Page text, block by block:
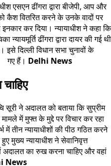
एसएन ढींगरा द्वारा बीजेपी, आप और
कैश वितरित करने के उनके वादों पर
कर दिया। न्यायाधीश ने कहा कि
ढींगरा द्वारा दायर की गई थी
दिल्ली विधान सभा चुनावों के
गए हैं। Delhi News
ने अदालत को बताया कि सुप्रीम
में मुफ्त के मुद्दे पर विचार कर रहा
न्यायाधीशों की पीठ गठित करने
मुख्य न्यायाधीश ने सेवानिवृत्त
अदालत का रुख करना चाहिए और वहां
News